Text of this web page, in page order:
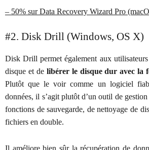
– 50% sur Data Recovery Wizard Pro
#2. Disk Drill (Windows, OS X)
Disk Drill permet également aux utilisateurs
disque et de libérer le disque dur avec la
Plutôt que le voir comme un logiciel
données, il s’agit plutôt d’un outil de
fonctions de sauvegarde, de nettoyage de
fichiers en double.
Il améliore bien sûr la récupération de